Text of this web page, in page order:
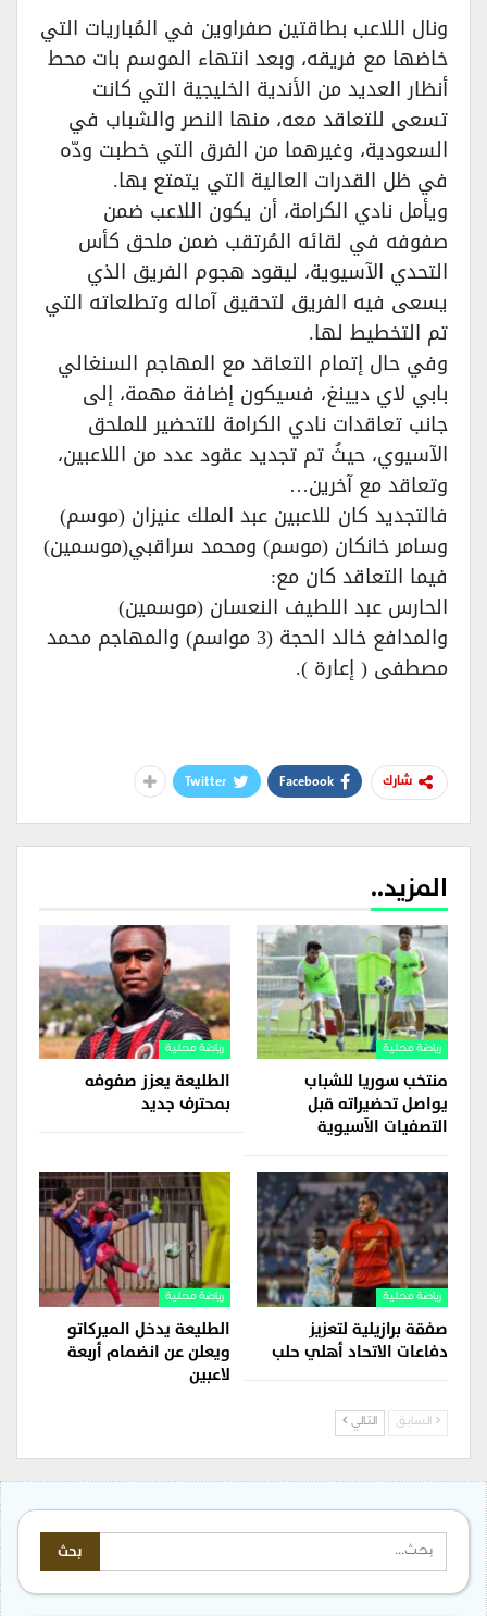
ونال اللاعب بطاقتين صفراوين في المُباريات التي
خاضها مع فريقه، وبعد انتهاء الموسم بات محط
أنظار العديد من الأندية الخليجية التي كانت
تسعى للتعاقد معه، منها النصر والشباب في
السعودية، وغيرهما من الفرق التي خطبت ودّه
في ظل القدرات العالية التي يتمتع بها.
ويأمل نادي الكرامة، أن يكون اللاعب ضمن
صفوفه في لقائه المُرتقب ضمن ملحق كأس
التحدي الآسيوية، ليقود هجوم الفريق الذي
يسعى فيه الفريق لتحقيق آماله وتطلعاته التي
تم التخطيط لها.
وفي حال إتمام التعاقد مع المهاجم السنغالي
بابي لاي ديينغ، فسيكون إضافة مهمة، إلى
جانب تعاقدات نادي الكرامة للتحضير للملحق
الآسيوي، حيثُ تم تجديد عقود عدد من اللاعبين،
وتعاقد مع آخرين…
فالتجديد كان للاعبين عبد الملك عنيزان (موسم)
وسامر خانكان (موسم) ومحمد سراقبي(موسمين)
فيما التعاقد كان مع:
الحارس عبد اللطيف النعسان (موسمين)
والمدافع خالد الحجة (3 مواسم) والمهاجم محمد
مصطفى ( إعارة ).
شارك Facebook
Twitter
المزيد..
رياضة محلية
منتخب سوريا للشباب
يواصل تحضيراته قبل
التصفيات الآسيوية
رياضة محلية
الطليعة يعزز صفوفه
بمحترف جديد
رياضة محلية
صفقة برازيلية لتعزيز
دفاعات الاتحاد أهلي حلب
رياضة محلية
الطليعة يدخل الميركاتو
ويعلن عن انضمام أربعة
لاعبين
السابق التالي